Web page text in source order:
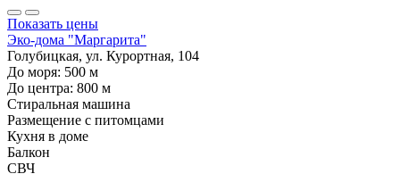
Показать цены
Эко-дома "Маргарита"
Голубицкая, ул. Курортная, 104
До моря: 500 м
До центра: 800 м
Стиральная машина
Размещение с питомцами
Кухня в доме
Балкон
СВЧ